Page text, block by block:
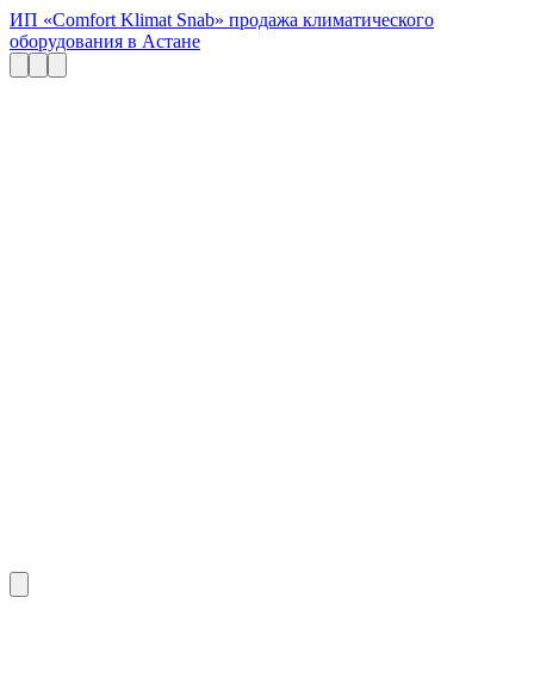
ИП «Comfort Klimat Snab» продажа климатического
оборудования в Астане